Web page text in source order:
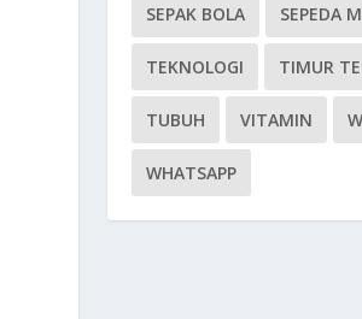
SEPAK BOLA SEPEDA
TEKNOLOGI TIMUR
TUBUH VITAMIN
WHATSAPP